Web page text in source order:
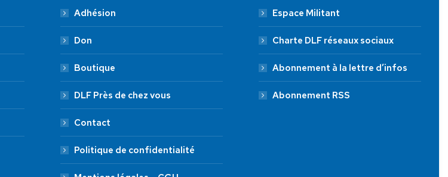
Adhésion
Don
Boutique
DLF Près de chez vous
Contact
Politique de confidentialité
Espace Militant
Charte DLF réseaux sociaux
Abonnement à la lettre d’infos
Abonnement RSS